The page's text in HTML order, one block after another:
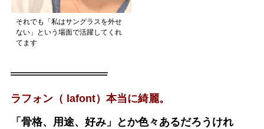
それでも「私はサングラスを外せ
ない」という場面で活躍してくれ
てます
ラフォン（ lafont）本当に綺麗。
「骨格、用途、好み」とか色々あるだろうけれ